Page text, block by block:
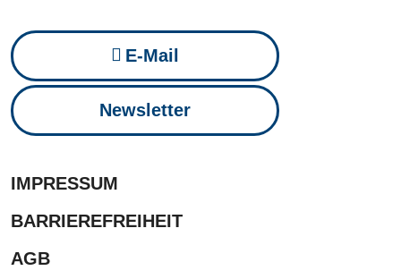
E-Mail
Newsletter
IMPRESSUM
BARRIEREFREIHEIT
AGB